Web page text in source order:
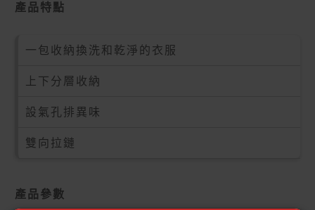
產品特點
一包收納換洗和乾淨的衣服
上下分層收納
設氣孔排異味
雙向拉鏈
產品參數